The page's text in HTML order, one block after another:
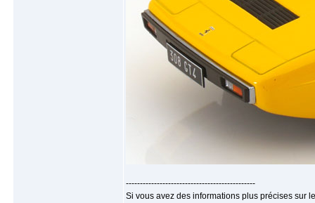
----------------------------------------------
Si vous avez des informations plus précises sur